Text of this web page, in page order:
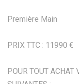
Première Main
PRIX TTC : 11990 €
POUR TOUT